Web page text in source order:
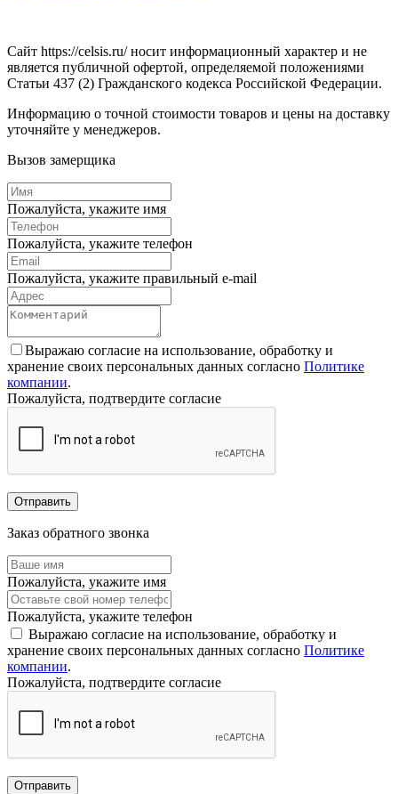
Сайт https://celsis.ru/ носит информационный характер и не
является публичной офертой, определяемой положениями
Статьи 437 (2) Гражданского кодекса Российской Федерации.
Информацию о точной стоимости товаров и цены на доставку
уточняйте у менеджеров.
Вызов замерщика
Пожалуйста, укажите имя
Пожалуйста, укажите телефон
Пожалуйста, укажите правильный e-mail
Выражаю согласие на использование, обработку и
хранение своих персональных данных согласно Политике
компании.
Пожалуйста, подтвердите согласие
Отправить
Заказ обратного звонка
Пожалуйста, укажите имя
Пожалуйста, укажите телефон
Выражаю согласие на использование, обработку и
хранение своих персональных данных согласно Политике
компании.
Пожалуйста, подтвердите согласие
Отправить